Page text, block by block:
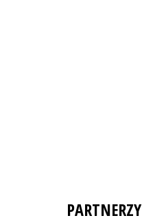
PARTNERZY